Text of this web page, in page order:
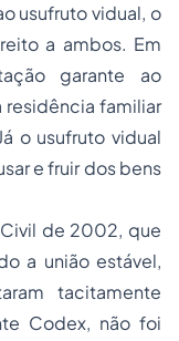
usufruto vidual, o
a ambos. Em
garante ao
familiar
o usufruto vidual
e fruir dos bens
de 2002, que
a união estável,
tacitamente
Codex, não foi